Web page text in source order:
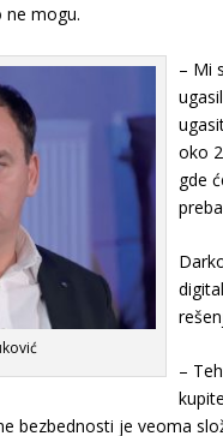
ne mogu.
– Mi
oko
gde
–
bezbednosti je veoma